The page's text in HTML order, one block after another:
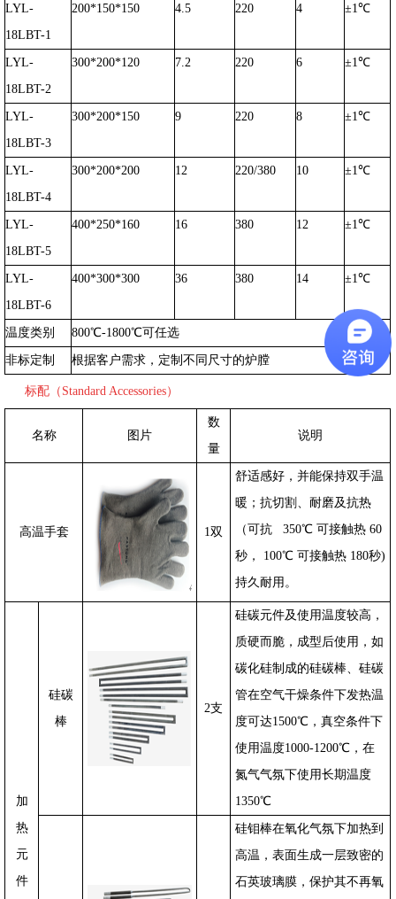
LYL-
18LBT-1
200*150*150 4.5 220 4 ±1 ℃
LYL-
18LBT-2
300*200*120 7.2 220 6 ±1 ℃
LYL-
18LBT-3
300*200*150 9 220 8 ±1 ℃
LYL-
18LBT-4
300*200*200 12 220/380 10 ±1 ℃
LYL-
18LBT-5
400*250*160 16 380 12 ±1 ℃
LYL-
18LBT-6
400*300*300 36 380 14 ±1 ℃
温度类别 800℃-1800℃可任选
非标定制 根据客户需求，定制不同尺寸的炉膛
标配（Standard Accessories）
名称 图片
数
量
说明
高温手套 1 双
舒适感好，并能保持双手温
暖；抗切割、耐磨及抗热
（可抗 350℃ 可接触热 60
秒， 100℃ 可接触热 180秒)
持久耐用。
加
热
元
件
硅碳
棒
2支
硅碳元件及使用温度较高，
质硬而脆，成型后使用，如
碳化硅制成的硅碳棒、硅碳
管在空气干燥条件下发热温
度可达1500℃，真空条件下
使用温度1000-1200℃，在
氮气气氛下使用长期温度
1350℃
硅钼棒在氧化气氛下加热到
高温，表面生成一层致密的
石英玻璃膜，保护其不再氧